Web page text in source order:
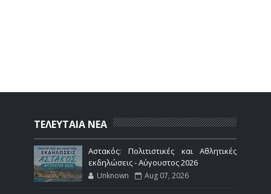
ΤΕΛΕΥΤΑΙΑ ΝΕΑ
Αστακός: Πολιτιστικές και Αθλητικές
εκδηλώσεις - Αύγουστος 2026
Unknown Aug 07, 2026